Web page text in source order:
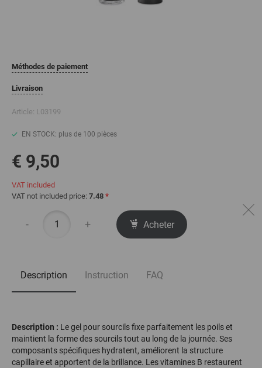
Méthodes de paiement
Livraison
Article: L03199
EN STOCK: plus de 100 pièces
€ 9,50
VAT included
VAT not included price: 7.48 *
- + Acheter
Description Instruction FAQ
Description : Le gel pour sourcils fixe parfaitement les poils et
maintient la forme des sourcils tout au long de la journée. Ses
composants spécifiques hydratent, améliorent la structure
capillaire et apportent de la brillance. Les vitamines B restaurent